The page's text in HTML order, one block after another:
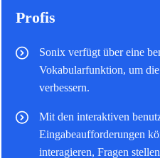
Profis
Sonix verfügt über eine
Vokabularfunktion, um
verbessern.
Mit den interaktiven
Eingabeaufforderungen
interagieren, Fragen